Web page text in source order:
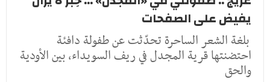
يفيض على الصفحات
بلغة الشعر الساحرة تحدّثت عن طفولة دافئة
احتضنتها قرية المجدل في ريف السويداء، بين الأودية
والحق